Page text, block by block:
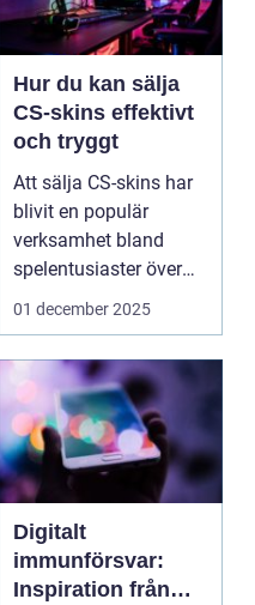
Hur du kan sälja
CS-skins effektivt
och tryggt
Att sälja CS-skins har
blivit en populär
verksamhet bland
spelentusiaster över
hela v...
01 december 2025
Digitalt
immunförsvar:
Inspiration från